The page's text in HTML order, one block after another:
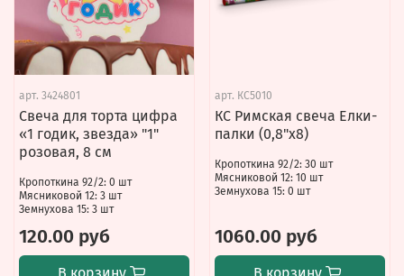
арт. 3424801
Свеча для торта цифра
«1 годик, звезда» "1"
розовая, 8 см
Кропоткина 92/2: 0 шт
Мясниковой 12: 3 шт
Земнухова 15: 3 шт
120.00 руб
арт. КС5010
КС Римская свеча Елки-
палки (0,8"x8)
Кропоткина 92/2: 30 шт
Мясниковой 12: 10 шт
Земнухова 15: 0 шт
1060.00 руб